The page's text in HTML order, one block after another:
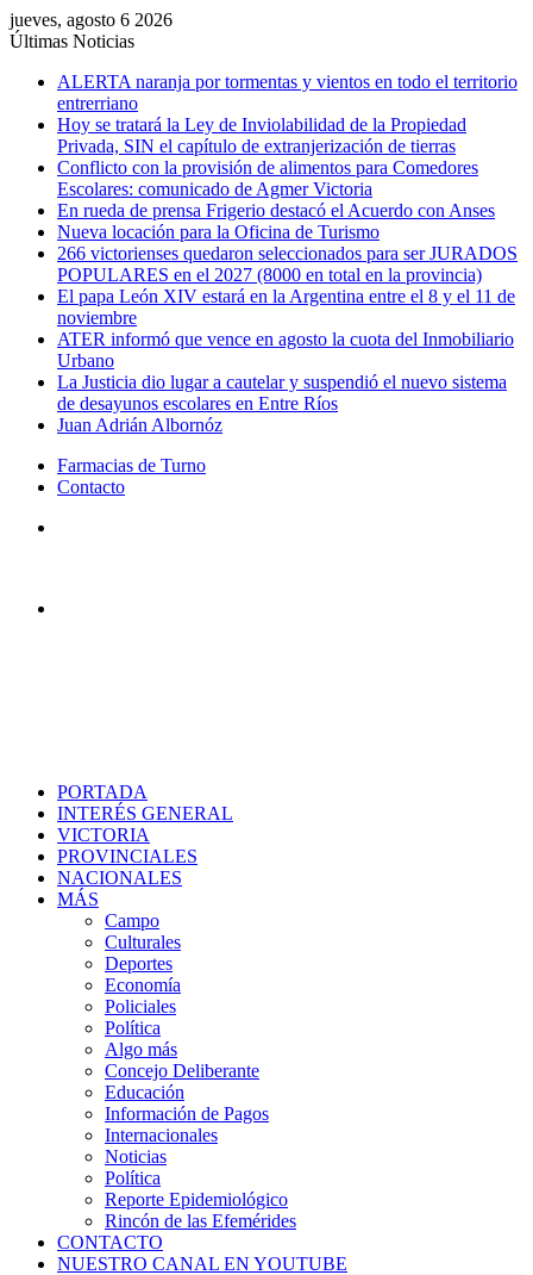
jueves, agosto 6 2026
Últimas Noticias
ALERTA naranja por tormentas y vientos en todo el territorio
entrerriano
Hoy se tratará la Ley de Inviolabilidad de la Propiedad
Privada, SIN el capítulo de extranjerización de tierras
Conflicto con la provisión de alimentos para Comedores
Escolares: comunicado de Agmer Victoria
En rueda de prensa Frigerio destacó el Acuerdo con Anses
Nueva locación para la Oficina de Turismo
266 victorienses quedaron seleccionados para ser JURADOS
POPULARES en el 2027 (8000 en total en la provincia)
El papa León XIV estará en la Argentina entre el 8 y el 11 de
noviembre
ATER informó que vence en agosto la cuota del Inmobiliario
Urbano
La Justicia dio lugar a cautelar y suspendió el nuevo sistema
de desayunos escolares en Entre Ríos
Juan Adrián Albornóz
Farmacias de Turno
Contacto
PORTADA
INTERÉS GENERAL
VICTORIA
PROVINCIALES
NACIONALES
MÁS
Campo
Culturales
Deportes
Economía
Policiales
Política
Algo más
Concejo Deliberante
Educación
Información de Pagos
Internacionales
Noticias
Política
Reporte Epidemiológico
Rincón de las Efemérides
CONTACTO
NUESTRO CANAL EN YOUTUBE